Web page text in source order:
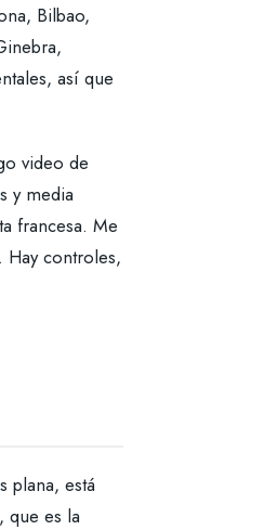
Bilbao,
así que
video de
y media
francesa. Me
Hay controles,
plana, está
que es la